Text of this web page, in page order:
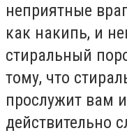
неприятные
как накипь, и
стиральный
тому, что
прослужит вам
действительно